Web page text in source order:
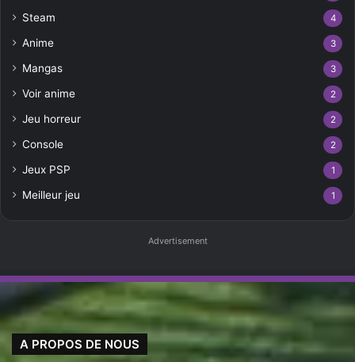
Steam 4
Anime 3
Mangas 3
Voir anime 2
Jeu horreur 2
Console 2
Jeux PSP 1
Meilleur jeu 1
Advertisement
A PROPOS DE NOUS